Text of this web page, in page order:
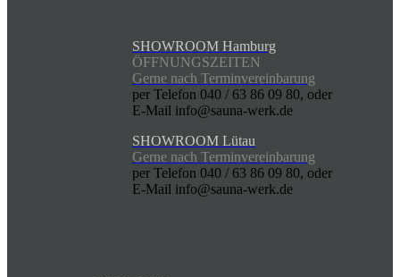
SHOWROOM Hamburg
ÖFFNUNGSZEITEN
Gerne nach Terminvereinbarung
per Telefon 040 / 63 86 09 80, oder
E-Mail info@sauna-werk.de
SHOWROOM Lütau
Gerne nach Terminvereinbarung
per Telefon 040 / 63 86 09 80, oder
E-Mail info@sauna-werk.de